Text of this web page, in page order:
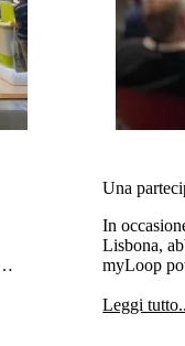
Una
In
Lisbona,
myLoop
Leggi